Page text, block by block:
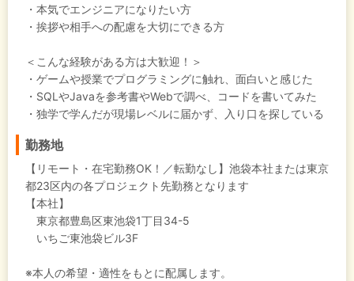
・本気でエンジニアになりたい方
・挨拶や相手への配慮を大切にできる方
＜こんな経験がある方は大歓迎！＞
・ゲームや授業でプログラミングに触れ、面白いと感じた
・SQLやJavaを参考書やWebで調べ、コードを書いてみた
・独学で学んだが現場レベルに届かず、入り口を探している
勤務地
【リモート・在宅勤務OK！／転勤なし】池袋本社または東京
都23区内の各プロジェクト先勤務となります
【本社】
東京都豊島区東池袋1丁目34-5
いちご東池袋ビル3F
※本人の希望・適性をもとに配属します。